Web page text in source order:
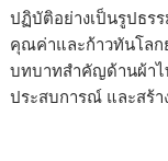
ปฏิบัติอย่างเป็นรูปธร
คุณค่าและก้าวทันโลก
บทบาทสำคัญด้านผ้าไ
ประสบการณ์ และสร้